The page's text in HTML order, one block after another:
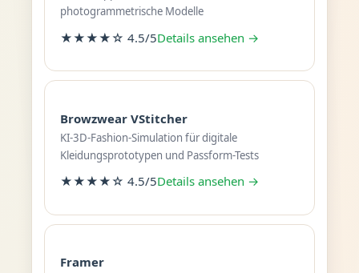
photogrammetrische Modelle
★★★★☆ 4.5/5Details ansehen →
Browzwear VStitcher
KI-3D-Fashion-Simulation für digitale
Kleidungsprototypen und Passform-Tests
★★★★☆ 4.5/5Details ansehen →
Framer